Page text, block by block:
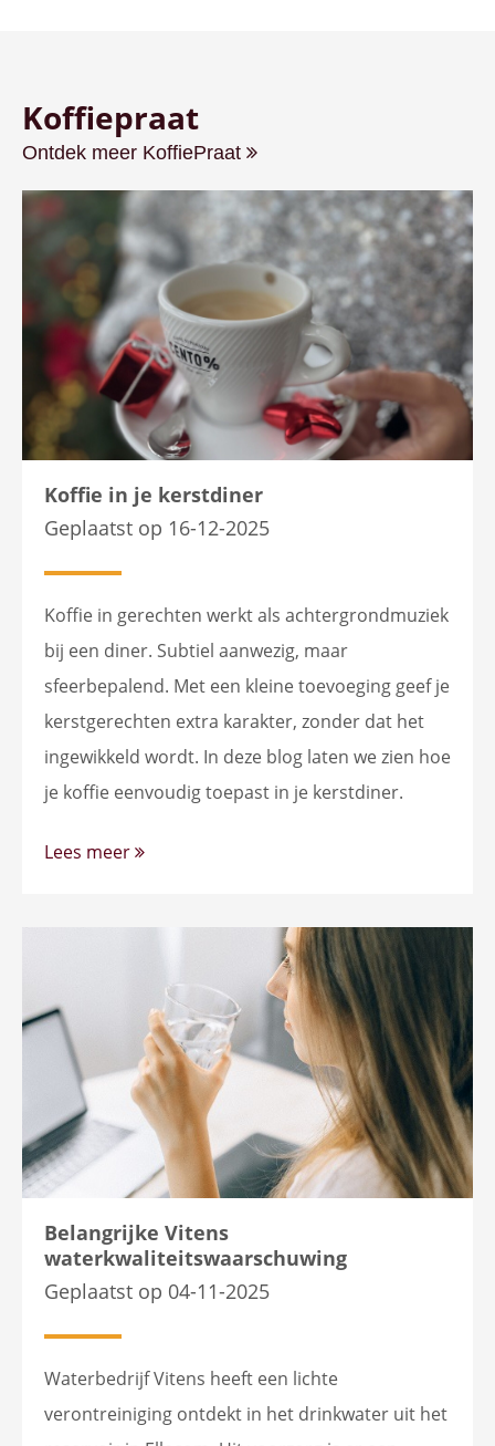
Koffiepraat
Ontdek meer KoffiePraat
Koffie in je kerstdiner
Geplaatst op 16-12-2025
Koffie in gerechten werkt als achtergrondmuziek
bij een diner. Subtiel aanwezig, maar
sfeerbepalend. Met een kleine toevoeging geef je
kerstgerechten extra karakter, zonder dat het
ingewikkeld wordt. In deze blog laten we zien hoe
je koffie eenvoudig toepast in je kerstdiner.
Lees meer
Belangrijke Vitens
waterkwaliteitswaarschuwing
Geplaatst op 04-11-2025
Waterbedrijf Vitens heeft een lichte
verontreiniging ontdekt in het drinkwater uit het